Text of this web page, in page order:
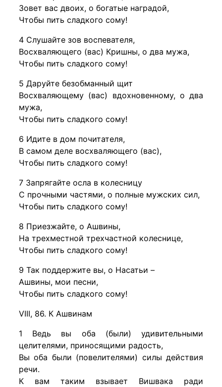
Зовет вас двоих, о богатые наградой,
Чтобы пить сладкого сому!
4 Слушайте зов воспевателя,
Восхваляющего (вас) Кришны, о два мужа,
Чтобы пить сладкого сому!
5 Даруйте безобманный щит
Восхваляющему (вас) вдохновенному, о два
мужа,
Чтобы пить сладкого сому!
6 Идите в дом почитателя,
В самом деле восхваляющего (вас),
Чтобы пить сладкого сому!
7 Запрягайте осла в колесницу
С прочными частями, о полные мужских сил,
Чтобы пить сладкого сому!
8 Приезжайте, о Ашвины,
На трехместной трехчастной колеснице,
Чтобы пить сладкого сому!
9 Так поддержите вы, о Насатьи –
Ашвины, мои песни,
Чтобы пить сладкого сому!
VIII, 86. К Ашвинам
1 Ведь вы оба (были) удивительными
целителями, приносящими радость,
Вы оба были (повелителями) силы действия
речи.
К вам таким взывает Вишвака ради